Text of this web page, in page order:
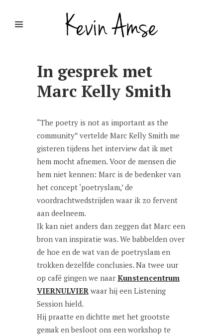
In gesprek met
Marc Kelly Smith
“The poetry is not as important as the
community” vertelde Marc Kelly Smith me
gisteren tijdens het interview dat ik met
hem mocht afnemen. Voor de mensen die
hem niet kennen: Marc is de bedenker van
het concept ‘poetryslam,’ de
voordrachtwedstrijden waar ik zo fervent
aan deelneem.
Ik kan niet anders dan zeggen dat Marc een
bron van inspiratie was. We babbelden over
de hoe en de wat van de poetryslam en
trokken dezelfde conclusies. Na twee uur
op café gingen we naar Kunstencentrum
VIERNULVIER waar hij een Listening
Session hield.
Hij praatte en dichtte met het grootste
gemak en besloot ons een workshop te